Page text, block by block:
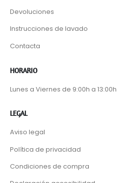
Devoluciones
Instrucciones de lavado
Contacta
HORARIO
Lunes a Viernes de 9:00h a 13:00h
LEGAL
Aviso legal
Política de privacidad
Condiciones de compra